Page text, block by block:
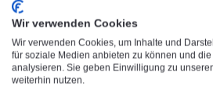
bedrucken wir ganz nach deinen
welches ein echter Hingucker ist.
Wir verwenden Cookies
Wir verwenden Cookies, um Inhalte und
für soziale Medien anbieten zu können und
analysieren. Sie geben Einwilligung zu
weiterhin nutzen.